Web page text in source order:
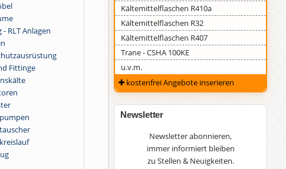
RLT Anlagen
Fittinge
Kältemittelflaschen R410a
Kältemittelflaschen R32
Kältemittelflaschen R407
Trane - CSHA 100KE
u.v.m.
kostenfrei Angebote inserieren
Newsletter
Newsletter abonnieren,
immer informiert bleiben
zu Stellen & Neuigkeiten.